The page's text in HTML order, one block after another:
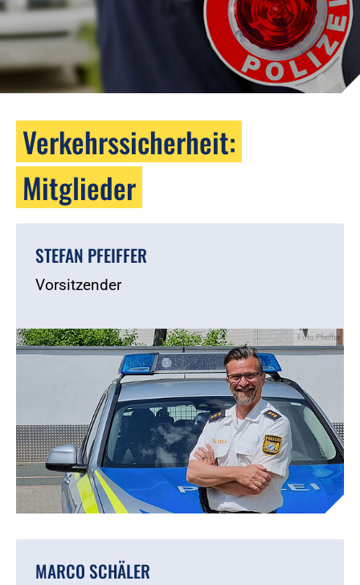
Verkehrssicherheit:
Mitglieder
STEFAN PFEIFFER
Vorsitzender
Foto:Pfeiffer
MARCO SCHÄLER